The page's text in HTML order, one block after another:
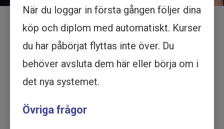
Sök
KATEGORIER
Vad vill du lära dig
När du loggar in första gången följer dina
köp och diplom med automatiskt. Kurser
du har påbörjat flyttas inte över. Du
behöver avsluta dem här eller börja om i
det nya systemet.
Övriga frågor